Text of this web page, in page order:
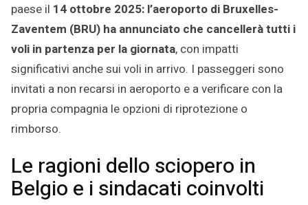
paese il 14 ottobre 2025: l’aeroporto di Bruxelles-
Zaventem (BRU) ha annunciato che cancellerà tutti i
voli in partenza per la giornata, con impatti
significativi anche sui voli in arrivo. I passeggeri sono
invitati a non recarsi in aeroporto e a verificare con la
propria compagnia le opzioni di riprotezione o
rimborso.
Le ragioni dello sciopero in
Belgio e i sindacati coinvolti